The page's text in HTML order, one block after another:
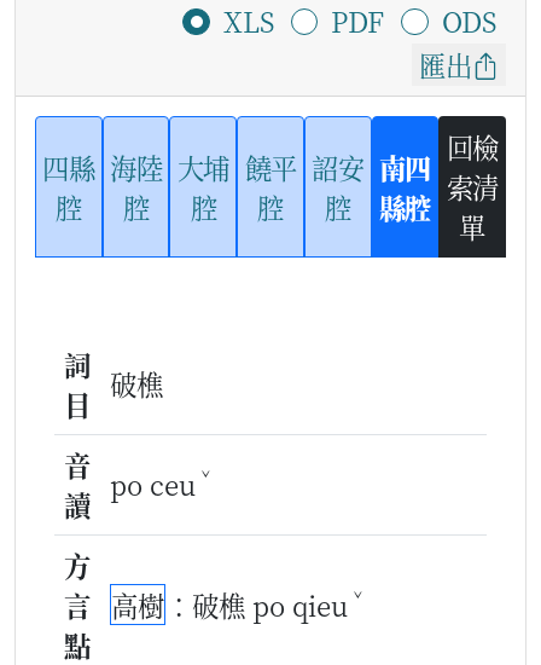
XLS
PDF
ODS
匯出
四縣
腔
海陸
腔
大埔
腔
饒平
腔
詔安
腔
南四
縣腔
回檢
索清
單
詞
目
破樵
音
讀
po ceu ˇ
方
言
點
高樹 ：破樵 po qieu ˇ